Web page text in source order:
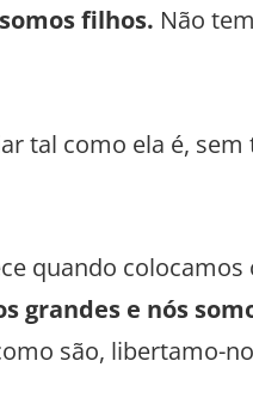
somos filhos. Não
tal como ela é,
quando
grandes e nós
são, libertamo-